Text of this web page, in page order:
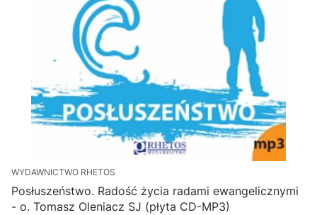
WYDAWNICTWO RHETOS
Posłuszeństwo. Radość życia radami ewangelicznymi
- o. Tomasz Oleniacz SJ (płyta CD-MP3)